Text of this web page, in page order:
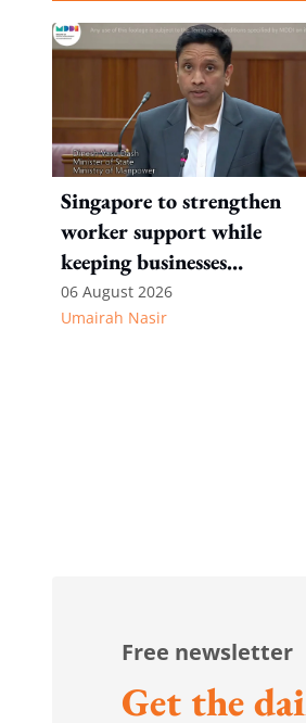
Singapore to strengthen
worker support while
keeping businesses
competitive: Key takeaways
from MOS Dinesh's
06 August 2026
Umairah Nasir
Free newsletter
Get the